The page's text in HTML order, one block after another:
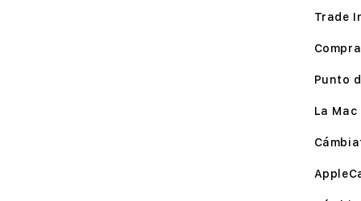
Trade
Punto
La